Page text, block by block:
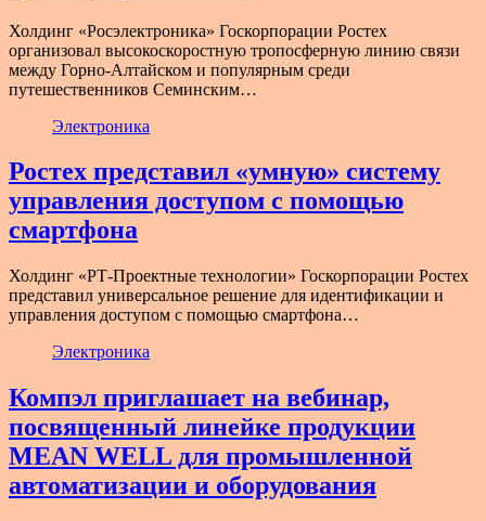
Холдинг «Росэлектроника» Госкорпорации Ростех
организовал высокоскоростную тропосферную линию связи
между Горно-Алтайском и популярным среди
путешественников Семинским…
Электроника
Ростех представил «умную» систему
управления доступом с помощью
смартфона
Холдинг «РТ-Проектные технологии» Госкорпорации Ростех
представил универсальное решение для идентификации и
управления доступом с помощью смартфона…
Электроника
Компэл приглашает на вебинар,
посвященный линейке продукции
MEAN WELL для промышленной
автоматизации и оборудования